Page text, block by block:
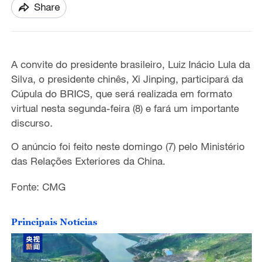
Share
A convite do presidente brasileiro, Luiz Inácio Lula da
Silva, o presidente chinês, Xi Jinping, participará da
Cúpula do BRICS, que será realizada em formato
virtual nesta segunda-feira (8) e fará um importante
discurso.
O anúncio foi feito neste domingo (7) pelo Ministério
das Relações Exteriores da China.
Fonte: CMG
Principais Notícias